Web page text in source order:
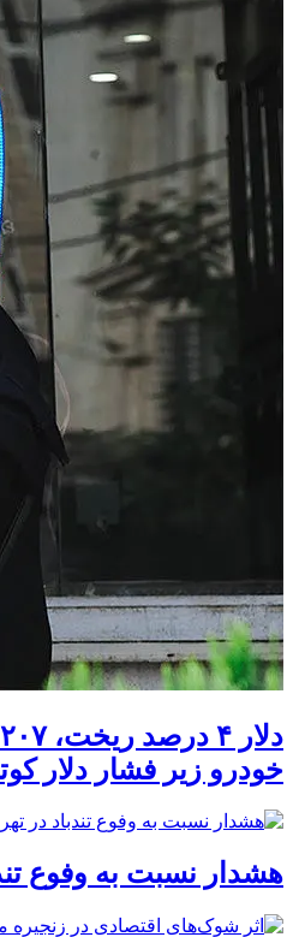
خودرو زیر فشار دلار
هشدار نسبت به وفوع